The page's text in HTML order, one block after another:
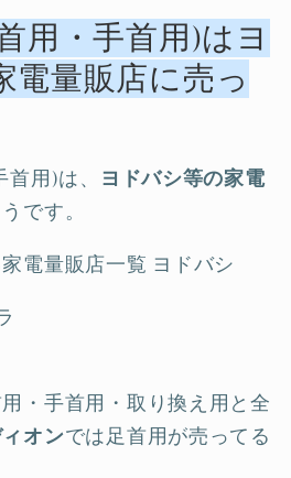
用・手首用)はヨ
電量販店に売っ
用)は、 ヨドバシ等の家電
です。
電量販店一覧 ヨドバシ
・手首用・取り換え用と全
オンでは足首用が売ってる